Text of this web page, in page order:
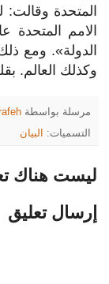
المتحدة
الدولة». ومع
وكذلك العالم.
مرسلة بواسطة
التسميات:
البيان
ليست هناك
إرسال تعليق